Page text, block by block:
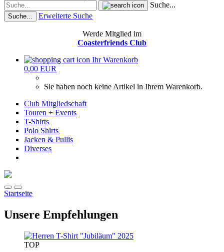
Suche...
Suche... Erweiterte Suche
Werde Mitglied im
Coasterfriends Club
Ihr Warenkorb
0,00 EUR
Sie haben noch keine Artikel in Ihrem Warenkorb.
Club Mitgliedschaft
Touren + Events
T-Shirts
Polo Shirts
Jacken & Pullis
Diverses
Startseite
Unsere Empfehlungen
TOP